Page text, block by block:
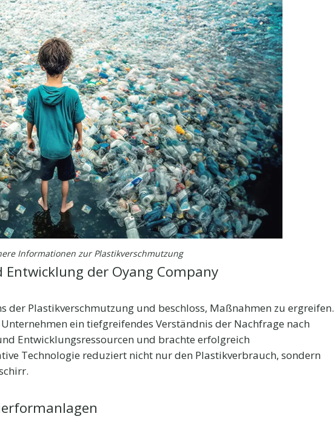
Informationen zur Plastikverschmutzung
der Oyang Company
der Plastikverschmutzung und beschloss, Maßnahmen zu ergreifen.
ein tiefgreifendes Verständnis der Nachfrage nach
Entwicklungsressourcen und brachte erfolgreich
Technologie reduziert nicht nur den Plastikverbrauch, sondern